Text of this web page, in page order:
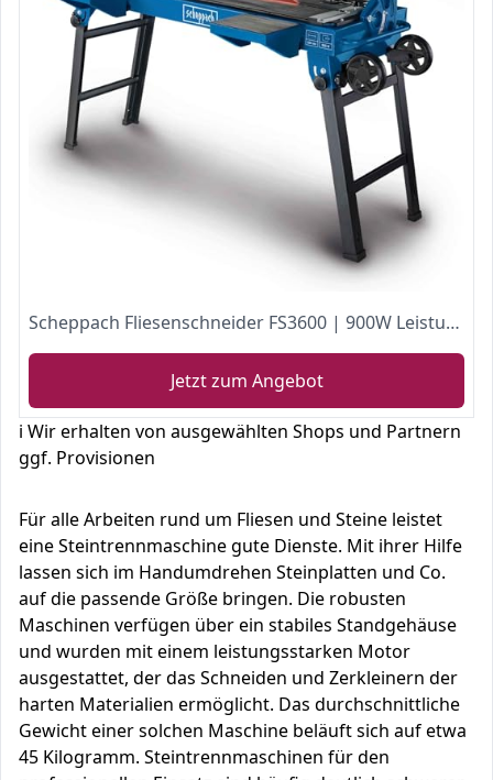
Scheppach Fliesenschneider FS3600 | 900W Leistung | Schnitthöhe 36mm | Trennscheibe- Ø 200mm | Tischgröße 1290 x 400mm | schwenkbarer Schneidkopf | Tauchfunktion | Wasserbehälter 30L
Jetzt zum Angebot
ℹ️ Wir erhalten von ausgewählten Shops und Partnern
ggf. Provisionen
Für alle Arbeiten rund um Fliesen und Steine leistet
eine Steintrennmaschine gute Dienste. Mit ihrer Hilfe
lassen sich im Handumdrehen Steinplatten und Co.
auf die passende Größe bringen. Die robusten
Maschinen verfügen über ein stabiles Standgehäuse
und wurden mit einem leistungsstarken Motor
ausgestattet, der das Schneiden und Zerkleinern der
harten Materialien ermöglicht. Das durchschnittliche
Gewicht einer solchen Maschine beläuft sich auf etwa
45 Kilogramm. Steintrennmaschinen für den